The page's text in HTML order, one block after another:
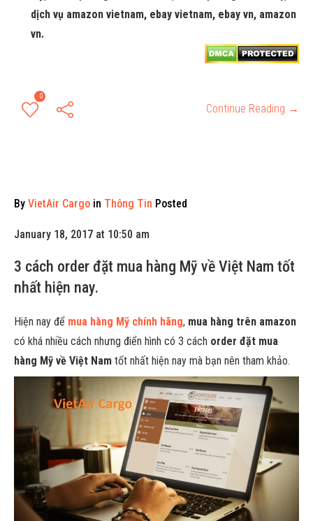
dịch vụ amazon vietnam, ebay vietnam, ebay vn, amazon
vn.
0
Continue Reading →
By VietAir Cargo in Thông Tin Posted
January 18, 2017 at 10:50 am
3 cách order đặt mua hàng Mỹ về Việt Nam tốt
nhất hiện nay.
Hiện nay để mua hàng Mỹ chính hãng, mua hàng trên amazon
có khá nhiều cách nhưng điển hình có 3 cách order đặt mua
hàng Mỹ về Việt Nam tốt nhất hiện nay mà bạn nên tham khảo.